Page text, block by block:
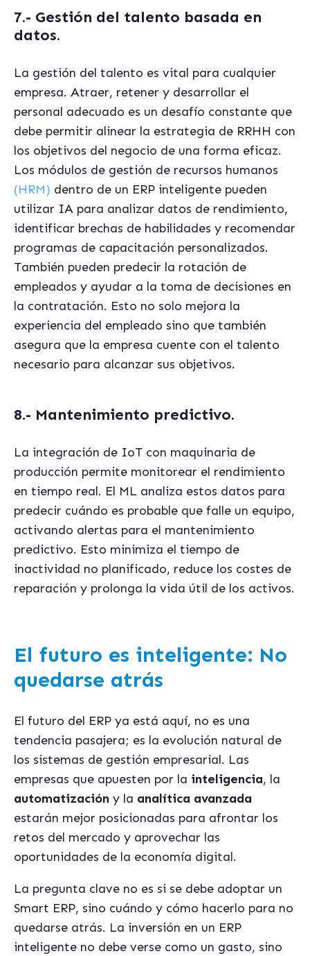
7.- Gestión del talento basada en
datos.
La gestión del talento es vital para cualquier
empresa. Atraer, retener y desarrollar el
personal adecuado es un desafío constante que
debe permitir alinear la estrategia de RRHH con
los objetivos del negocio de una forma eficaz.
Los módulos de gestión de recursos humanos
(HRM) dentro de un ERP inteligente pueden
utilizar IA para analizar datos de rendimiento,
identificar brechas de habilidades y recomendar
programas de capacitación personalizados.
También pueden predecir la rotación de
empleados y ayudar a la toma de decisiones en
la contratación. Esto no solo mejora la
experiencia del empleado sino que también
asegura que la empresa cuente con el talento
necesario para alcanzar sus objetivos.
8.- Mantenimiento predictivo.
La integración de IoT con maquinaria de
producción permite monitorear el rendimiento
en tiempo real. El ML analiza estos datos para
predecir cuándo es probable que falle un equipo,
activando alertas para el mantenimiento
predictivo. Esto minimiza el tiempo de
inactividad no planificado, reduce los costes de
reparación y prolonga la vida útil de los activos.
El futuro es inteligente: No
quedarse atrás
El futuro del ERP ya está aquí, no es una
tendencia pasajera; es la evolución natural de
los sistemas de gestión empresarial. Las
empresas que apuesten por la inteligencia, la
automatización y la analítica avanzada
estarán mejor posicionadas para afrontar los
retos del mercado y aprovechar las
oportunidades de la economía digital.
La pregunta clave no es si se debe adoptar un
Smart ERP, sino cuándo y cómo hacerlo para no
quedarse atrás. La inversión en un ERP
inteligente no debe verse como un gasto, sino